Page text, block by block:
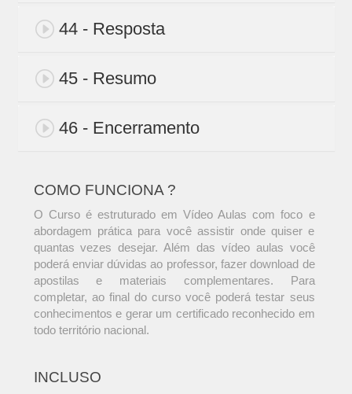
44 - Resposta
45 - Resumo
46 - Encerramento
COMO FUNCIONA ?
O Curso é estruturado em Vídeo Aulas com foco e
abordagem prática para você assistir onde quiser e
quantas vezes desejar. Além das vídeo aulas você
poderá enviar dúvidas ao professor, fazer download de
apostilas e materiais complementares. Para
completar, ao final do curso você poderá testar seus
conhecimentos e gerar um certificado reconhecido em
todo território nacional.
INCLUSO